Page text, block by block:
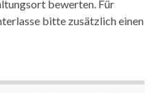
bewerten. Für
bitte zusätzlich einen